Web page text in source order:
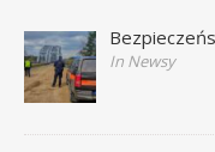
In Newsy